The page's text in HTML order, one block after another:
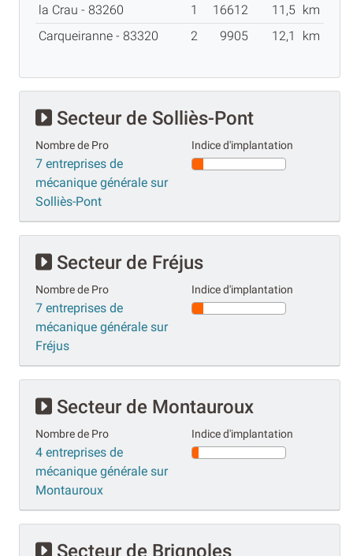
la Crau - 83260 1 16612 11,5 km
Carqueiranne - 83320
2 9905 12,1 km
Secteur de Solliès-Pont
Nombre de Pro
7 entreprises de
mécanique générale sur
Solliès-Pont
Indice d'implantation
Secteur de Fréjus
Nombre de Pro
7 entreprises de
mécanique générale sur
Fréjus
Indice d'implantation
Secteur de Montauroux
Nombre de Pro
4 entreprises de
mécanique générale sur
Montauroux
Indice d'implantation
Secteur de Brignoles